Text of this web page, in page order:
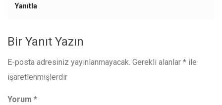
Yanıtla
Bir Yanıt Yazın
E-posta adresiniz yayınlanmayacak. Gerekli alanlar * ile
işaretlenmişlerdir
Yorum *